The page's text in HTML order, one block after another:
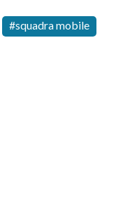
squadra mobile